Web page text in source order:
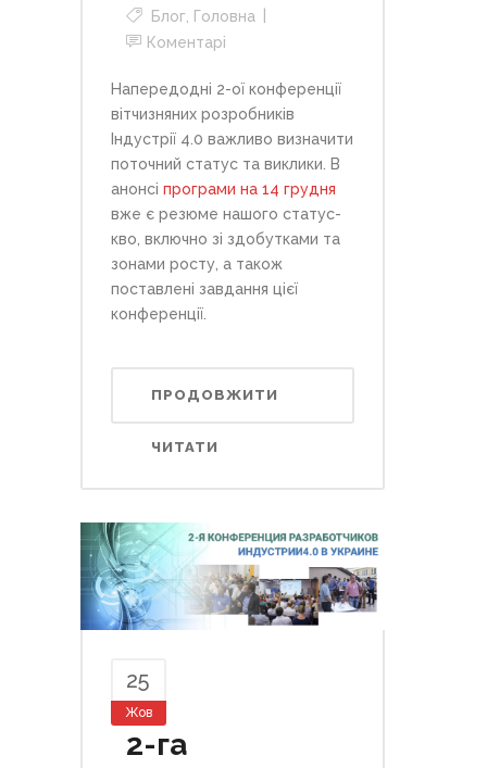
Блог Головна
Коментарі
Напередодні 2-ої конференції
вітчизняних розробників
Індустрії 4.0 важливо визначити
поточний статус та виклики. В
анонсі програми на 14 грудня
вже є резюме нашого статус-
кво, включно зі здобутками та
зонами росту, а також
поставлені завдання цієї
конференції.
ПРОДОВЖИТИ
ЧИТАТИ
25
Жов
2-га